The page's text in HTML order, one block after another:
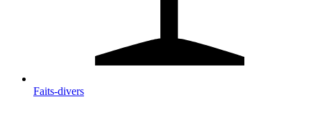
Faits-divers